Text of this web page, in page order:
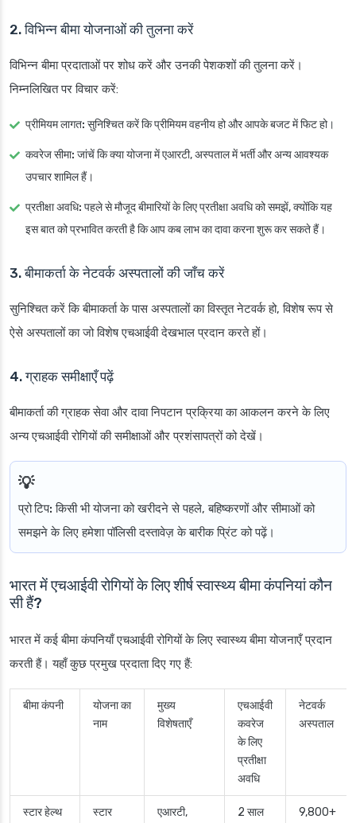
2. विभिन्न बीमा योजनाओं की तुलना करें
विभिन्न बीमा प्रदाताओं पर शोध करें और उनकी पेशकशों की तुलना करें।
निम्नलिखित पर विचार करें:
प्रीमियम लागत: सुनिश्चित करें कि प्रीमियम वहनीय हो और आपके बजट में फिट हो।
कवरेज सीमा: जांचें कि क्या योजना में एआरटी, अस्पताल में भर्ती और अन्य आवश्यक
उपचार शामिल हैं।
प्रतीक्षा अवधि: पहले से मौजूद बीमारियों के लिए प्रतीक्षा अवधि को समझें, क्योंकि यह
इस बात को प्रभावित करती है कि आप कब लाभ का दावा करना शुरू कर सकते हैं।
3. बीमाकर्ता के नेटवर्क अस्पतालों की जाँच करें
सुनिश्चित करें कि बीमाकर्ता के पास अस्पतालों का विस्तृत नेटवर्क हो, विशेष रूप से
ऐसे अस्पतालों का जो विशेष एचआईवी देखभाल प्रदान करते हों।
4. ग्राहक समीक्षाएँ पढ़ें
बीमाकर्ता की ग्राहक सेवा और दावा निपटान प्रक्रिया का आकलन करने के लिए
अन्य एचआईवी रोगियों की समीक्षाओं और प्रशंसापत्रों को देखें।
प्रो टिप: किसी भी योजना को खरीदने से पहले, बहिष्करणों और सीमाओं को
समझने के लिए हमेशा पॉलिसी दस्तावेज़ के बारीक प्रिंट को पढ़ें।
भारत में एचआईवी रोगियों के लिए शीर्ष स्वास्थ्य बीमा कंपनियां कौन
सी हैं?
भारत में कई बीमा कंपनियाँ एचआईवी रोगियों के लिए स्वास्थ्य बीमा योजनाएँ प्रदान
करती हैं। यहाँ कुछ प्रमुख प्रदाता दिए गए हैं:
बीमा कंपनी
योजना का
नाम
मुख्य
विशेषताएँ
एचआईवी
कवरेज
के लिए
प्रतीक्षा
अवधि
नेटवर्क
अस्पताल
स्टार हेल्थ स्टार एआरटी, 2 साल 9,800+